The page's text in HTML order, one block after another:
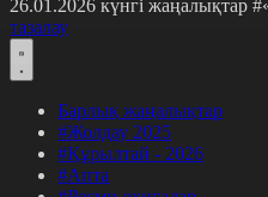
26.01.2026 күнгі жаңалықтар
тазалау
Барлық жаңалықтар
#Жолдау 2025
#Құрылтай - 2026
#Апта